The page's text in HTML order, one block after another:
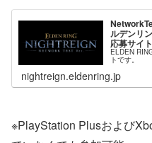
ルデンリ
応募サイト
ELDEN
トです。
nightreign.eldenring.jp
※PlayStation Plusおよび